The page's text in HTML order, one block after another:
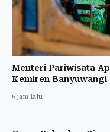
Menteri Pariwisata
Kemiren Banyuwangi
5 jam lalu